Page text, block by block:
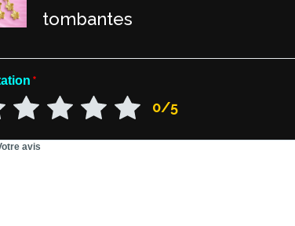
tombantes
*
0/5
avis